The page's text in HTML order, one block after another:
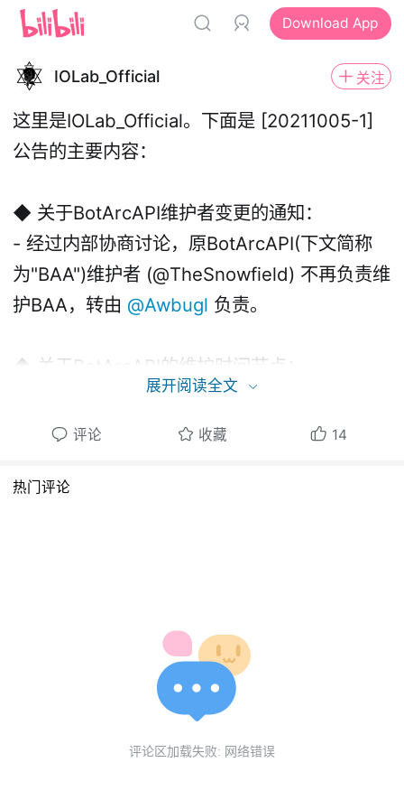
Download App
IOLab_Official 关注
这里是IOLab_Official。下面是 [20211005-1]
公告的主要内容：
◆ 关于BotArcAPI维护者变更的通知：
- 经过内部协商讨论，原BotArcAPI(下文简称
为"BAA")维护者 (@TheSnowfield) 不再负责维
护BAA，转由 @Awbugl 负责。
◆ 关于BotArcAPI的维护时间节点：
- 目前，BAA服务器及其代理节点的总维护费用
为$37/mo（约240元/月），目前账面余额为
- Awbugl 将在自身资金充足的情况下保证BAA
◆ 关于Energure现有账号无法继续提供服务的
- 由于不可抗力因素，我们无法恢复于 2021/1
rgure的各位用户转移到新增账号Nopthocan
展开阅读全文
评论 收藏 14
热门评论
评论区加载失败: 网络错误